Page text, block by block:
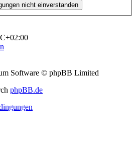
Software © phpBB Limited
phpBB.de